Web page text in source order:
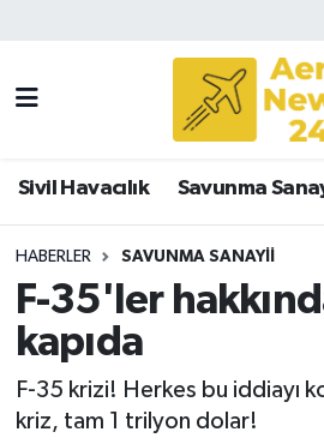
Sivil Havacılık Savunma
HABERLER SAVUNMA SANAYII
F-35'ler
kapıda
F-35 krizi! Herkes bu iddiayı
kriz, tam 1 trilyon dolar!